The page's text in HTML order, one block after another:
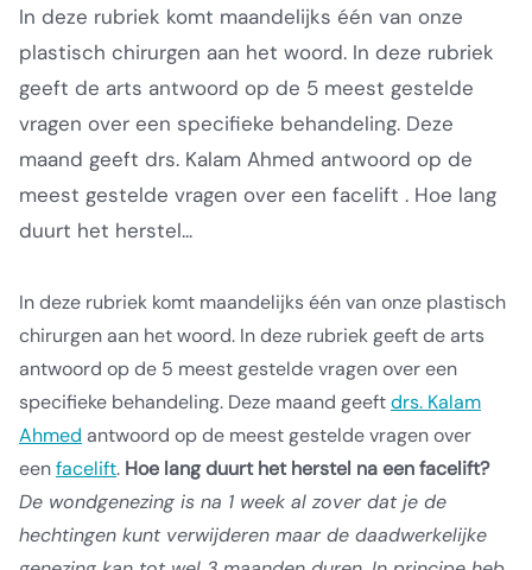
In deze rubriek komt maandelijks één van onze
plastisch chirurgen aan het woord. In deze rubriek
geeft de arts antwoord op de 5 meest gestelde
vragen over een specifieke behandeling. Deze
maand geeft drs. Kalam Ahmed antwoord op de
meest gestelde vragen over een facelift . Hoe lang
duurt het herstel...
In deze rubriek komt maandelijks één van onze plastisch
chirurgen aan het woord. In deze rubriek geeft de arts
antwoord op de 5 meest gestelde vragen over een
specifieke behandeling. Deze maand geeftdrs. Kalam
Ahmed antwoord op de meest gestelde vragen over
eenfacelift. Hoe lang duurt het herstel na een facelift?
De wondgenezing is na 1 week al zover dat je de
hechtingen kunt verwijderen maar de daadwerkelijke